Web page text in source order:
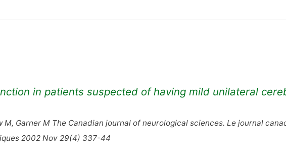
in patients suspected of having mild unilateral
M, Garner M The Canadian journal of neurological sciences. Le journal
2002 Nov 29(4) 337-44